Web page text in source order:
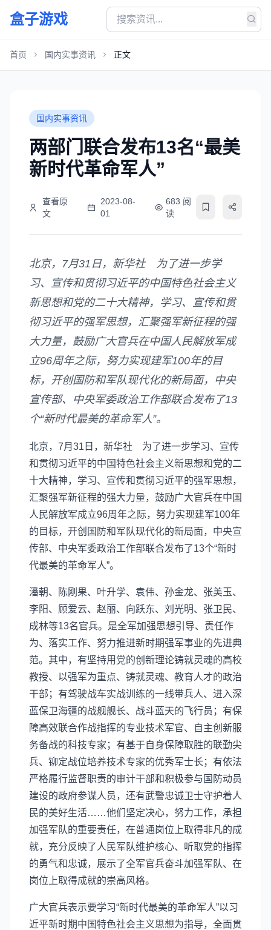
盒子游戏
首页 国内实事资讯 正文
国内实事资讯
两部门联合发布13名“最美
新时代革命军人”
查看原
文
2023-08-
01
683 阅
读
北京，7月31日，新华社 为了进一步学
习、宣传和贯彻习近平的中国特色社会主义
新思想和党的二十大精神，学习、宣传和贯
彻习近平的强军思想，汇聚强军新征程的强
大力量，鼓励广大官兵在中国人民解放军成
立96周年之际，努力实现建军100年的目
标，开创国防和军队现代化的新局面，中央
宣传部、中央军委政治工作部联合发布了13
个“新时代最美的革命军人”。
北京，7月31日，新华社 为了进一步学习、宣传
和贯彻习近平的中国特色社会主义新思想和党的二
十大精神，学习、宣传和贯彻习近平的强军思想，
汇聚强军新征程的强大力量，鼓励广大官兵在中国
人民解放军成立96周年之际，努力实现建军100年
的目标，开创国防和军队现代化的新局面，中央宣
传部、中央军委政治工作部联合发布了13个“新时
代最美的革命军人”。
潘朝、陈刚果、叶升学、袁伟、孙金龙、张美玉、
李阳、顾爱云、赵丽、向跃东、刘光明、张卫民、
成林等13名官兵。是全军加强思想引导、责任作
为、落实工作、努力推进新时期强军事业的先进典
范。其中，有坚持用党的创新理论铸就灵魂的高校
教授、以强军为重点、铸就灵魂、教育人才的政治
干部；有驾驶战车实战训练的一线带兵人、进入深
蓝保卫海疆的战舰舰长、战斗蓝天的飞行员；有保
障高效联合作战指挥的专业技术军官、自主创新服
务备战的科技专家；有基于自身保障取胜的联勤尖
兵、铆定战位培养技术专家的优秀军士长；有依法
严格履行监督职责的审计干部和积极参与国防动员
建设的政府参谋人员，还有武警忠诚卫士守护着人
民的美好生活……他们坚定决心，努力工作，承担
加强军队的重要责任，在普通岗位上取得非凡的成
就，充分反映了人民军队维护核心、听取党的指挥
的勇气和忠诚，展示了全军官兵奋斗加强军队、在
岗位上取得成就的崇高风格。
广大官兵表示要学习“新时代最美的革命军人”以习
近平新时期中国特色社会主义思想为指导，全面贯